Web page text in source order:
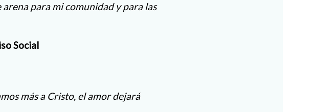
para mi comunidad y para las
Social
más a Cristo, el amor dejará